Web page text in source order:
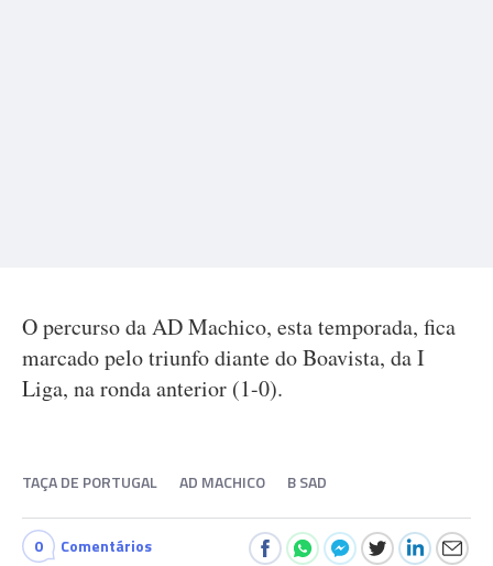
O percurso da AD Machico, esta temporada, fica
marcado pelo triunfo diante do Boavista, da I
Liga, na ronda anterior (1-0).
TAÇA DE PORTUGAL AD MACHICO B SAD
0 Comentários